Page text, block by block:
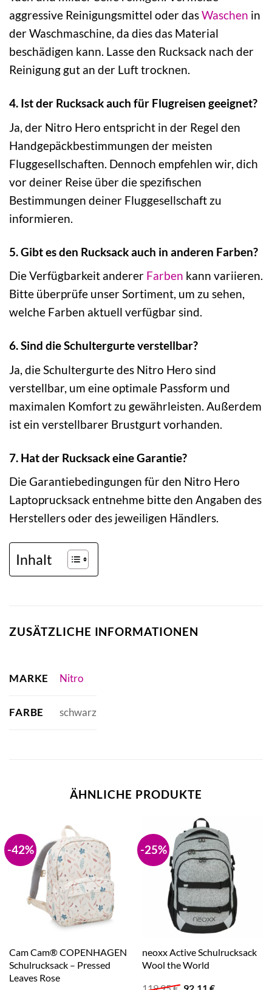
aggressive Reinigungsmittel oder dasWaschen in
der Waschmaschine, da dies das Material
beschädigen kann. Lasse den Rucksack nach der
Reinigung gut an der Luft trocknen.
4. Ist der Rucksack auch für Flugreisen geeignet?
Ja, der Nitro Hero entspricht in der Regel den
Handgepäckbestimmungen der meisten
Fluggesellschaften. Dennoch empfehlen wir, dich
vor deiner Reise über die spezifischen
Bestimmungen deiner Fluggesellschaft zu
informieren.
5. Gibt es den Rucksack auch in anderen Farben?
Die Verfügbarkeit anderer Farben kann variieren.
Bitte überprüfe unser Sortiment, um zu sehen,
welche Farben aktuell verfügbar sind.
6. Sind die Schultergurte verstellbar?
Ja, die Schultergurte des Nitro Hero sind
verstellbar, um eine optimale Passform und
maximalen Komfort zu gewährleisten. Außerdem
ist ein verstellbarer Brustgurt vorhanden.
7. Hat der Rucksack eine Garantie?
Die Garantiebedingungen für den Nitro Hero
Laptoprucksack entnehme bitte den Angaben des
Herstellers oder des jeweiligen Händlers.
Inhalt
ZUSÄTZLICHE INFORMATIONEN
MARKE Nitro
FARBE schwarz
ÄHNLICHE PRODUKTE
-42%
Cam Cam® COPENHAGEN
Schulrucksack – Pressed
Leaves Rose
-25%
neoxx Active Schulrucksack
Wool the World
Ursprünglicher
Aktueller